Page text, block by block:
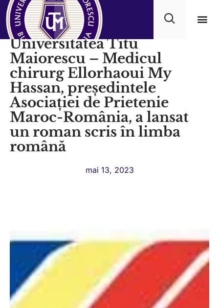
Eveniment cultural la
Universitatea Titu
Maiorescu – Medicul
chirurg Ellorhaoui My
Hassan, președintele
Asociației de Prietenie
Maroc-România, a lansat
un roman scris în limba
română
mai 13, 2023